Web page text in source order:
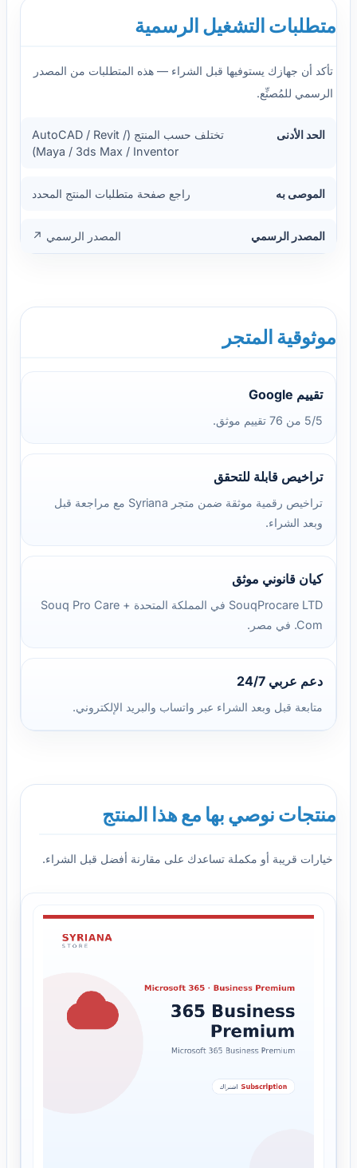
متطلبات التشغيل الرسمية
تأكد أن جهازك يستوفيها قبل الشراء — هذه المتطلبات من المصدر
الرسمي للمُصنِّع.
الحد الأدنى
تختلف حسب المنتج (AutoCAD / Revit /
Maya / 3ds Max / Inventor)
الموصى به راجع صفحة متطلبات المنتج المحدد
المصدر الرسمي المصدر الرسمي ↗
موثوقية المتجر
تقييم Google
5/5 من 76 تقييم موثق.
تراخيص قابلة للتحقق
تراخيص رقمية موثقة ضمن متجر Syriana مع مراجعة قبل
وبعد الشراء.
كيان قانوني موثق
SouqProcare LTD في المملكة المتحدة + Souq Pro Care
.Com في مصر.
دعم عربي 24/7
متابعة قبل وبعد الشراء عبر واتساب والبريد الإلكتروني.
منتجات نوصي بها مع هذا المنتج
خيارات قريبة أو مكملة تساعدك على مقارنة أفضل قبل الشراء.